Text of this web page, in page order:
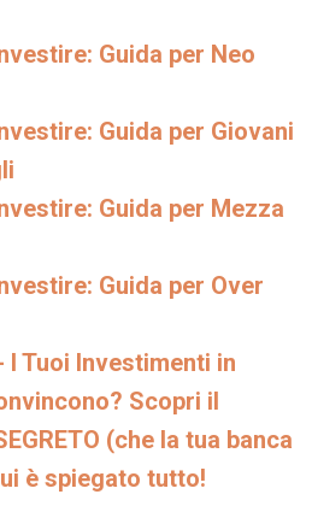
Guida per Neo
Guida per Giovani
Guida per Mezza
Guida per Over
I Tuoi Investimenti in
Scopri il
(che la tua banca
è spiegato tutto!